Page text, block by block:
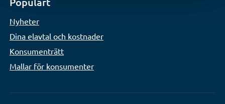
Nyheter
Dina elavtal och kostnader
Konsumenträtt
Mallar för konsumenter